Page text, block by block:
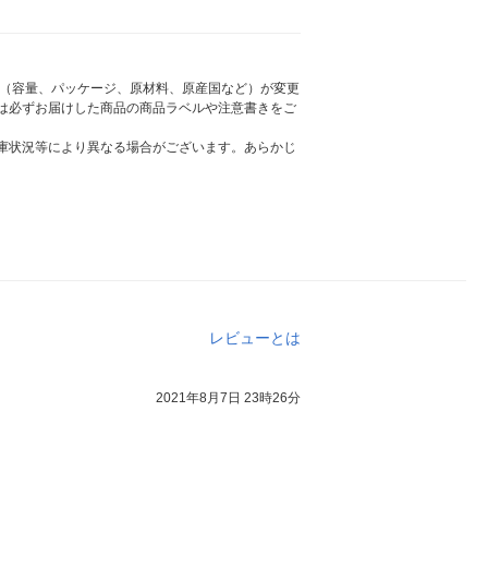
容量、パッケージ、原材料、原産国など）が変更
ずお届けした商品の商品ラベルや注意書きをご
況等により異なる場合がございます。あらかじ
レビューとは
2021年8月7日 23時26分